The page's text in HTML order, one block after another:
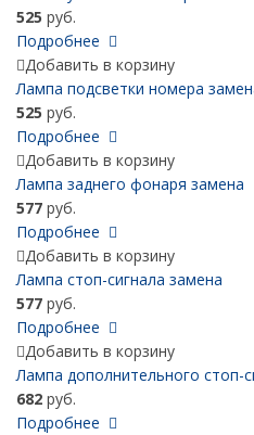
525 руб.
Подробнее
Добавить в корзину
Лампа подсветки номера
525 руб.
Подробнее
Добавить в корзину
Лампа заднего фонаря замена
577 руб.
Подробнее
Добавить в корзину
Лампа стоп-сигнала замена
577 руб.
Подробнее
Добавить в корзину
Лампа дополнительного стоп-
682 руб.
Подробнее